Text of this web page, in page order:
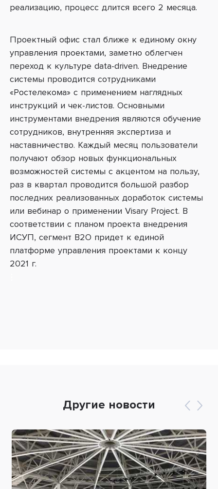
реализацию, процесс длится всего 2 месяца.
Проектный офис стал ближе к единому окну
управления проектами, заметно облегчен
переход к культуре data-driven. Внедрение
системы проводится сотрудниками
«Ростелекома» с применением наглядных
инструкций и чек-листов. Основными
инструментами внедрения являются обучение
сотрудников, внутренняя экспертиза и
наставничество. Каждый месяц пользователи
получают обзор новых функциональных
возможностей системы с акцентом на пользу,
раз в квартал проводится большой разбор
последних реализованных доработок системы
или вебинар о применении Visary Project. В
соответствии с планом проекта внедрения
ИСУП, сегмент B2O придет к единой
платформе управления проектами к концу
2021 г.
Другие новости